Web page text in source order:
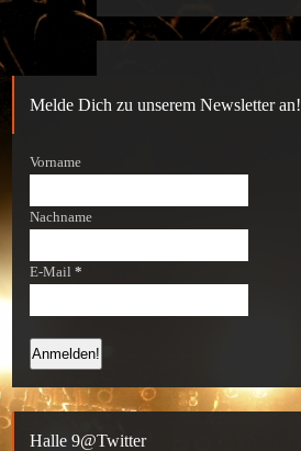
Melde Dich zu unserem Newsletter an!
Vorname
Nachname
E-Mail *
Halle 9@Twitter